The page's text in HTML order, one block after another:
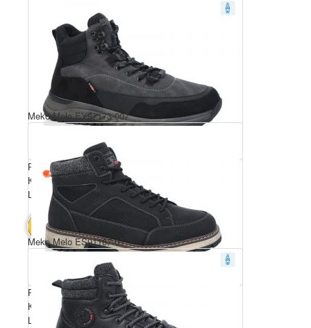
Розмірний ряд: 40-45
Комплектація ящика: 8
Ціна за пару: 23 $
В КОШИК 184 $
Meko Melo EY87173-007
Розмірний ряд: 40-45
Комплектація ящика: 8
Ціна за пару: 23 $
Meko Melo ES91187-0T